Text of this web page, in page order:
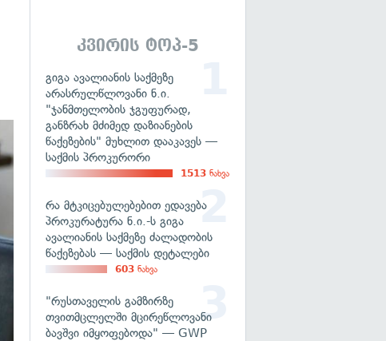
კვირის ტოპ-5
გიგა ავალიანის საქმეზე
არასრულწლოვანი ნ.ი.
"ჯანმთელობის ჯგუფურად,
განზრახ მძიმედ დაზიანების
წაქეზების" მუხლით დააკავეს —
საქმის პროკურორი
1513 ნახვა
რა მტკიცებულებებით ედავება
პროკურატურა ნ.ი.-ს გიგა
ავალიანის საქმეზე ძალადობის
წაქეზებას — საქმის დეტალები
603 ნახვა
"რუსთაველის გამზირზე
თვითმცლელში მცირეწლოვანი
ბავშვი იმყოფებოდა" — GWP